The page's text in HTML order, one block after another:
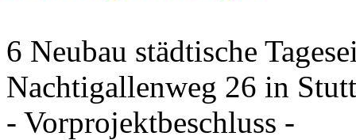
6 Neubau städtische
Nachtigallenweg 26 in
- Vorprojektbeschluss -